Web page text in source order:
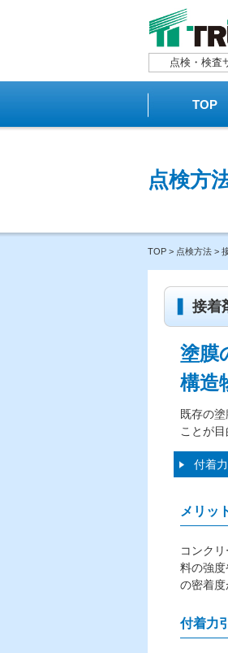
点検・検査
TOP
点検方
TOP > 点検方法 >
接着
塗膜
構造
既存の
ことが目
付着
メリッ
コンク
料の強
の密着度
付着力